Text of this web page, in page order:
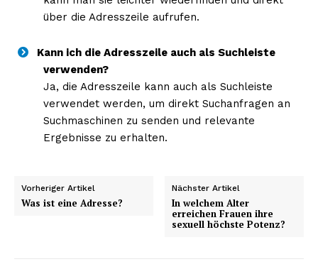
über die Adresszeile aufrufen.
Kann ich die Adresszeile auch als Suchleiste
verwenden?
Ja, die Adresszeile kann auch als Suchleiste
verwendet werden, um direkt Suchanfragen an
Suchmaschinen zu senden und relevante
Ergebnisse zu erhalten.
Vorheriger Artikel
Was ist eine Adresse?
Nächster Artikel
In welchem Alter
erreichen Frauen ihre
sexuell höchste Potenz?